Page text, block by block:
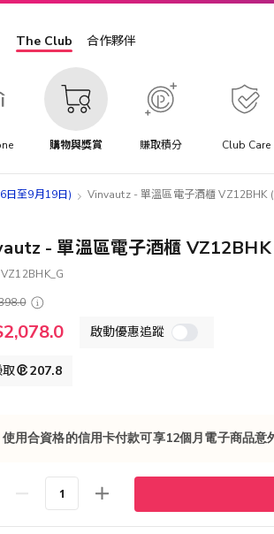
The Club 合作夥伴
購物與獎賞 賺取積分 Club Care
日至9月19日) Vinvautz - 單溫區電子酒櫃 VZ12BHK
- 單溫區電子酒櫃
VZ12BHK_G
啟動優惠追蹤
207.8
使用合資格的信用卡付款可享12個月電子商品意